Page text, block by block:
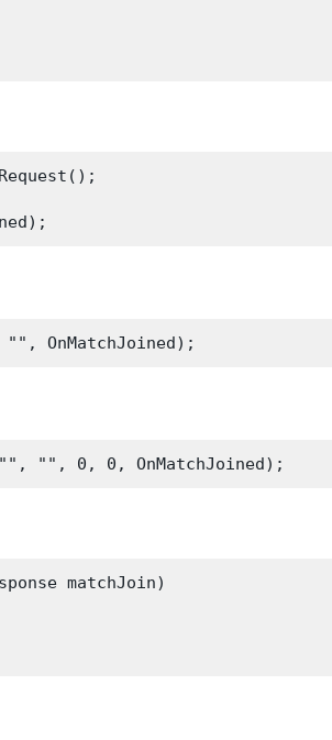
matchJoin)